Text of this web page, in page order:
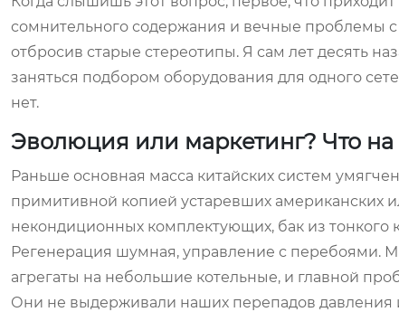
сомнительного содержания и вечные проблемы с
отбросив старые стереотипы. Я сам лет десять
заняться подбором оборудования для одного
нет.
Эволюция или маркетинг? Что
Раньше основная масса китайских систем
примитивной копией устаревших американских
некондиционных комплектующих, бак из тонкого
Регенерация шумная, управление с перебоями.
агрегаты на небольшие котельные, и главной
Они не выдерживали наших перепадов давления